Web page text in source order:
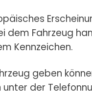
dem Fahrzeug
Kennzeichen.
geben
der